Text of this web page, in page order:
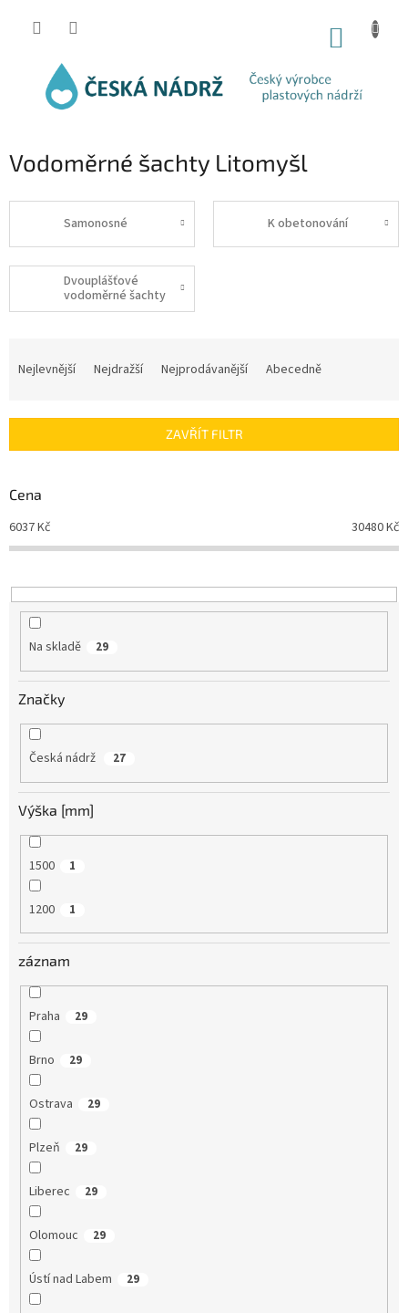
Vodoměrné šachty Litomyšl
Samonosné K obetonování
Dvouplášťové
vodoměrné šachty
í
r
o
d
u
t
ů
Nejlevnější Nejdražší Nejprodávanější Abecedně
ZAVŘÍT FILTR
Cena
6037Kč 30480Kč
Na skladě 29
Značky
Česká nádrž 27
Výška [mm]
1500 1
1200 1
záznam
Praha 29
Brno 29
Ostrava 29
Plzeň 29
Liberec 29
Olomouc 29
Ústí nad Labem 29